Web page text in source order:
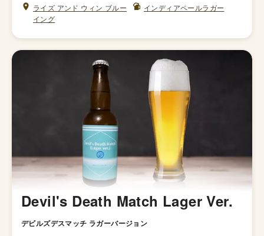
ライズ アンド ウィン ブルー
イング
インディアペールラガー
Devil's Death Match Lager Ver.
デビルズデスマッチ ラガーバージョン